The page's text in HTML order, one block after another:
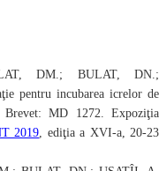
DM.; BULAT, DN.;
pentru incubarea icrelor de
Brevet: MD 1272. Expoziţia
2019, ediţia a XVI-a, 20-23